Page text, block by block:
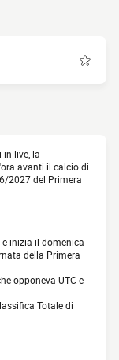
live, la
avanti il calcio di
2027 del Primera
inizia il domenica
della Primera
opponeva UTC e
Totale di